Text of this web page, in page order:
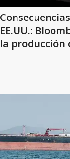
EE.UU.:
la producción